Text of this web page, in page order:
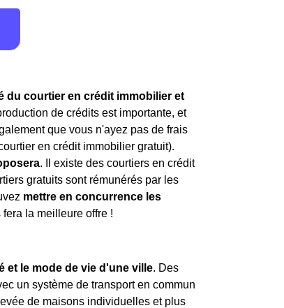
du courtier en crédit immobilier et
de crédits est importante, et
que vous n'ayez pas de frais
en crédit immobilier gratuit).
. Il existe des courtiers en crédit
gratuits sont rémunérés par les
mettre en concurrence les
la meilleure offre !
et le mode de vie d'une ville. Des
un système de transport en commun
de maisons individuelles et plus